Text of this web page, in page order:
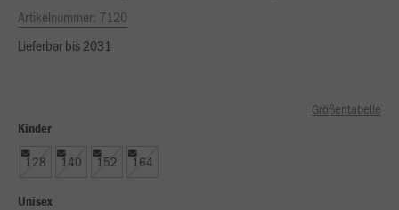
Artikelnummer: 7120
Lieferbar bis 2031
Größentabelle
Kinder
128 140 152 164
Unisex